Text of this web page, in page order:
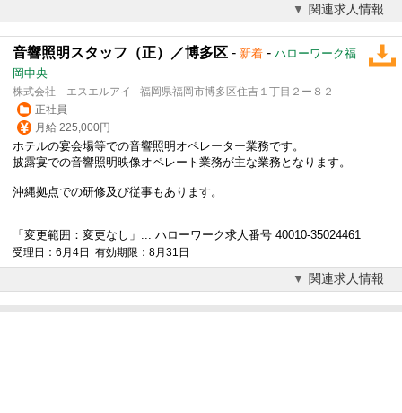
関連求人情報
音響照明スタッフ（正）／博多区 - 新着 - ハローワーク福
岡中央
株式会社 エスエルアイ - 福岡県福岡市博多区住吉１丁目２ー８２
正社員
月給 225,000円
ホテルの宴会場等での音響照明オペレーター業務です。
披露宴での音響照明映像オペレート業務が主な業務となります。
沖縄拠点での研修及び従事もあります。
「変更範囲：変更なし」... ハローワーク求人番号 40010-35024461
受理日：6月4日 有効期限：8月31日
関連求人情報